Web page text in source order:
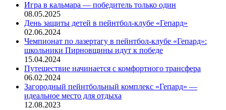
Игра в кальмара — победитель только один
08.05.2025
День защиты детей в пейнтбол-клубе «Гепард»
02.06.2024
Чемпионат по лазертагу в пейнтбол-клубе «Гепард»:
школьники Пирновщины идут к победе
15.04.2024
Путешествие начинается с комфортного трансфера
06.02.2024
Загородный пейнтбольный комплекс «Гепард» —
идеальное место для отдыха
12.08.2023